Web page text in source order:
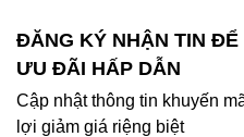
ĐĂNG KÝ NHẬN TIN
ƯU ĐÃI HẤP DẪN
Cập nhật thông tin khuyến
lợi giảm giá riệng biệt